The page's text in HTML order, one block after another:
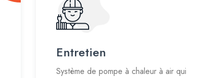
Entretien
Système de pompe à chaleur à air qui